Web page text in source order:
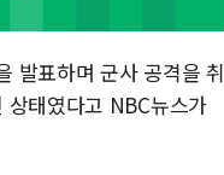
발표하며 군사 공격을 취
태였다고 NBC뉴스가